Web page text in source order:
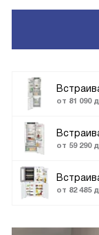
от 81 090
от 59 290
от 82 485